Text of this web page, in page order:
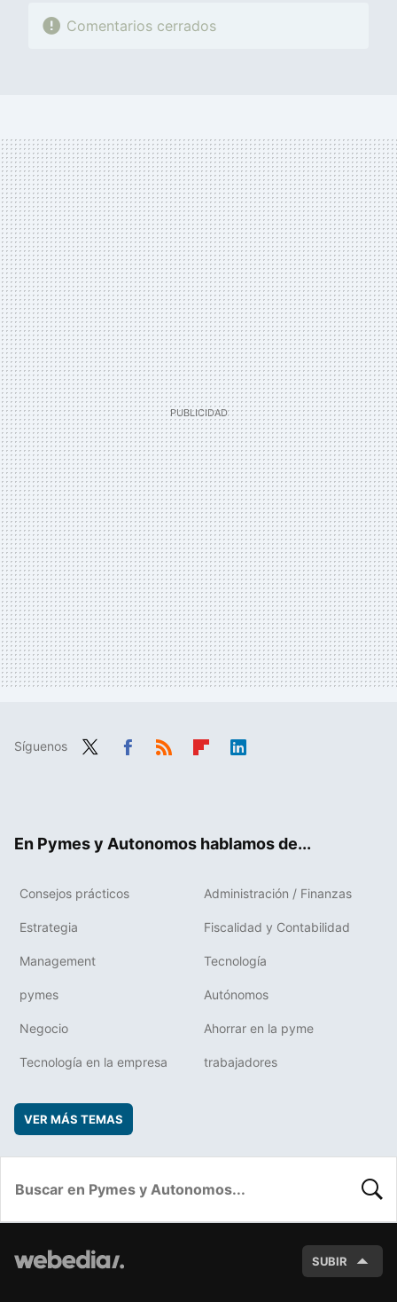
Comentarios cerrados
Síguenos
En Pymes y Autonomos hablamos de...
Consejos prácticos Administración / Finanzas
Estrategia Fiscalidad y Contabilidad
Management Tecnología
pymes Autónomos
Negocio Ahorrar en la pyme
Tecnología en la empresa trabajadores
VER MÁS TEMAS
SUBIR